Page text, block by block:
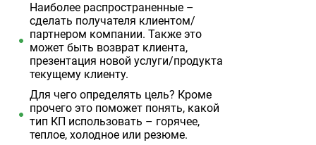
Наиболее распространенные –
сделать получателя клиентом/
партнером компании. Также это
может быть возврат клиента,
презентация новой услуги/продукта
текущему клиенту.
Для чего определять цель? Кроме
прочего это поможет понять, какой
тип КП использовать – горячее,
теплое, холодное или резюме.